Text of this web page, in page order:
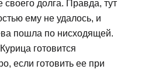
своего долга. Правда, тут
ему не удалось, и
пошла по нисходящей.
готовится
если готовить ее при